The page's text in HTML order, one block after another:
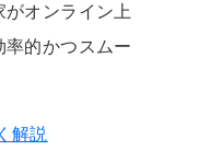
オンライン上
的かつスムー
解説